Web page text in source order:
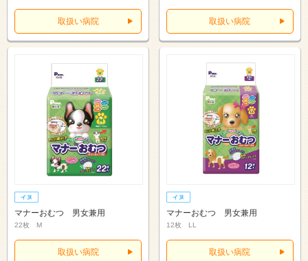
取扱い病院 取扱い病院
マナーおむつ 男女兼用
22枚 M
取扱い病院
マナーおむつ 男女兼用
12枚 LL
取扱い病院